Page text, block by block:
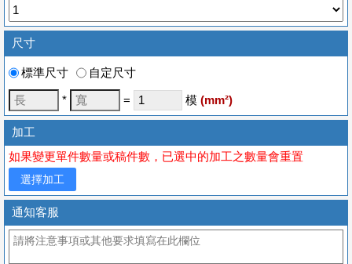
尺寸
標準尺寸 自定尺寸
* = 模 (mm²)
加工
如果變更單件數量或稿件數，已選中的加工之數量會重置
選擇加工
通知客服